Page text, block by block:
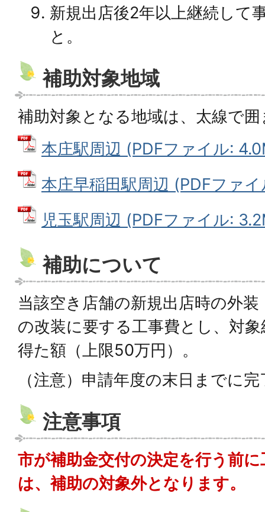
新規出店後2年以上継続して
と。
補助対象地域
補助対象となる地域は、太線で
本庄駅周辺 (PDFファイル:
本庄早稲田駅周辺 (PDFファ
児玉駅周辺 (PDFファイル:
補助について
当該空き店舗の新規出店時の外
の改装に要する工事費とし、対
得た額（上限50万円）。
（注意）申請年度の末日までに
注意事項
市が補助金交付の決定を行う前
は、補助の対象外となります。